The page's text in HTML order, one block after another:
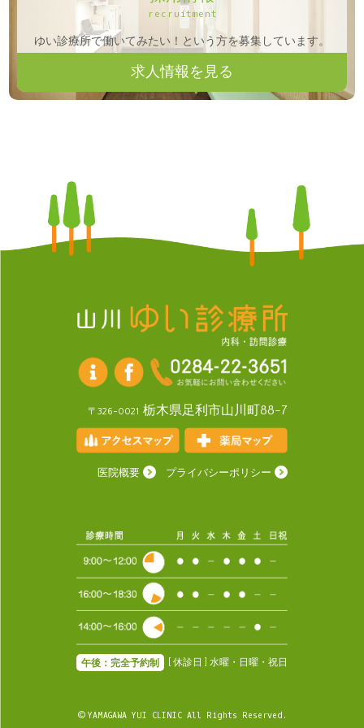
recruitment
ゆい診療所で働いてみたい！という方を募集しています。
求人情報を見る
〒326-0021 栃木県足利市山川町88-7
プライバシーポリシー
医院概要
午後：完全予約制 [ 休診日 ] 水曜・日曜・祝日
© YAMAGAWA YUI CLINIC All Rights Reserved.